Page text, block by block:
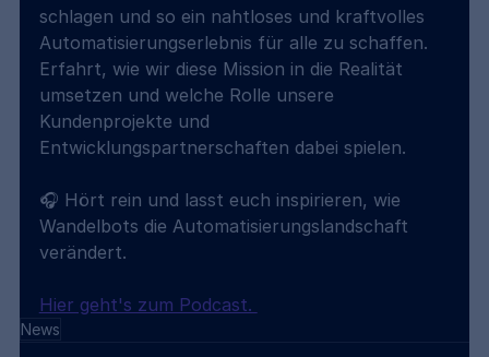
schlagen und so ein nahtloses und kraftvolles
Automatisierungserlebnis für alle zu schaffen.
Erfahrt, wie wir diese Mission in die Realität
umsetzen und welche Rolle unsere
Kundenprojekte und
Entwicklungspartnerschaften dabei spielen.
🎧 Hört rein und lasst euch inspirieren, wie
Wandelbots die Automatisierungslandschaft
verändert.
Hier geht's zum Podcast.
News